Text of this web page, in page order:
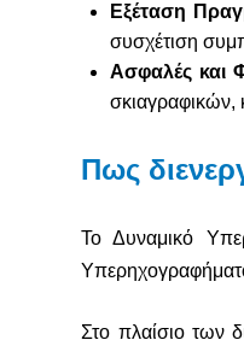
Εξέταση
συσχέτιση
Ασφαλές και
σκιαγραφικών,
Πως
Το Δυναμικό
Στο πλαίσιο των